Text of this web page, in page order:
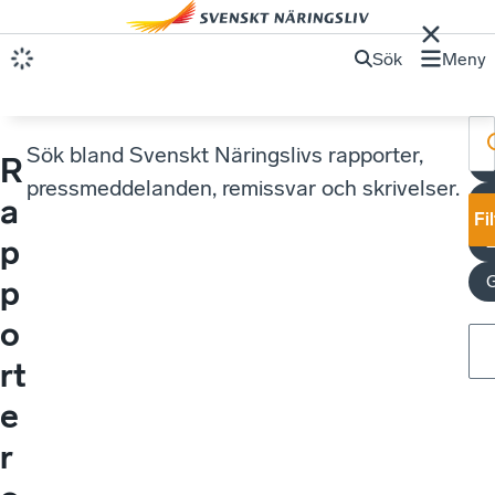
Sök Meny
R
a
p
p
o
rt
e
r
Sök bland Svenskt Näringslivs rapporter,
pressmeddelanden, remissvar och skrivelser.